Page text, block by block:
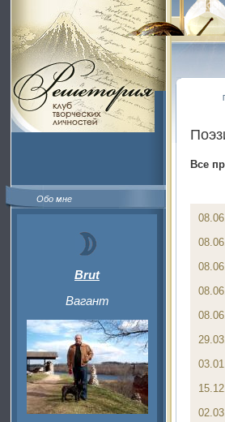
Обо мне
Brut
Вагант
Все